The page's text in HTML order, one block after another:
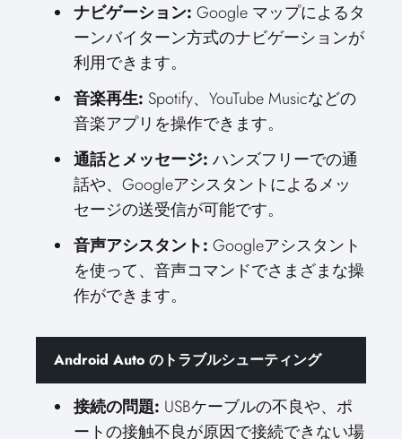
ナビゲーション: Google マップによるタ
ーンバイターン方式のナビゲーションが
利用できます。
音楽再生: Spotify、YouTube Musicなどの
音楽アプリを操作できます。
通話とメッセージ: ハンズフリーでの通
話や、Googleアシスタントによるメッ
セージの送受信が可能です。
音声アシスタント: Googleアシスタント
を使って、音声コマンドでさまざまな操
作ができます。
Android Auto のトラブルシューティング
接続の問題: USBケーブルの不良や、ポ
ートの接触不良が原因で接続できない場